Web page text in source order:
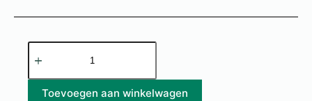
Toevoegen aan winkelwagen